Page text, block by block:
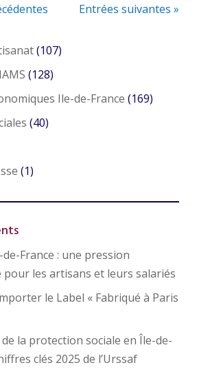
Entrées suivantes »
(107)
(128)
Ile-de-France (169)
(40)
(1)
France : une pression
les artisans et leurs salariés
le Label « Fabriqué à Paris
la protection sociale en Île-de-
clés 2025 de l’Urssaf